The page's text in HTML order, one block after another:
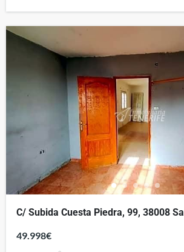
C/ Subida Cuesta Piedra, 99, 38008
49.998€